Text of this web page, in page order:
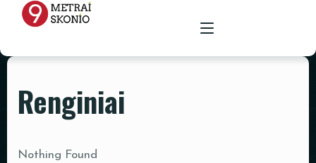
PAGRINDINIS
RENGINIŲ ERDVĖ
Renginiai
Nothing Found